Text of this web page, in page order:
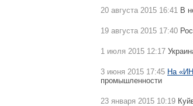
20 августа 2015 16:41 В
19 августа 2015 17:40
1 июля 2015 12:17
3 июня 2015 17:45 На
промышленности
23 января 2015 10:19